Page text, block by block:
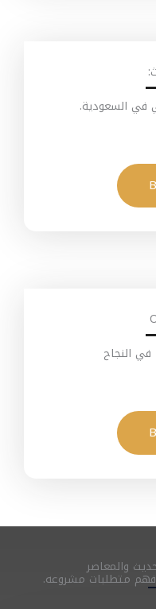
في السعودية.
النجاح
والمعاصر
متطلبات مشروعه.